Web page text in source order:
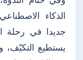
الذكاء
جديدا في رحلة
يستطيع التكيّف،